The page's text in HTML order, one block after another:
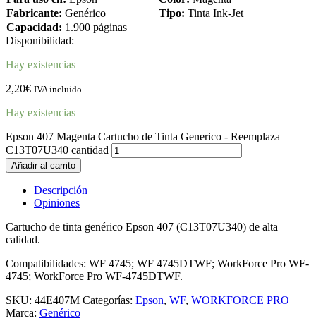
Fabricante: Genérico Tipo: Tinta Ink-Jet
Capacidad: 1.900 páginas
Disponibilidad:
Hay existencias
2,20€ IVA incluido
Hay existencias
Epson 407 Magenta Cartucho de Tinta Generico - Reemplaza
C13T07U340 cantidad
Añadir al carrito
Descripción
Opiniones
Cartucho de tinta genérico Epson 407 (C13T07U340) de alta
calidad.
Compatibilidades: WF 4745; WF 4745DTWF; WorkForce Pro WF-
4745; WorkForce Pro WF-4745DTWF.
SKU: 44E407M Categorías: Epson, WF, WORKFORCE PRO
Marca: Genérico